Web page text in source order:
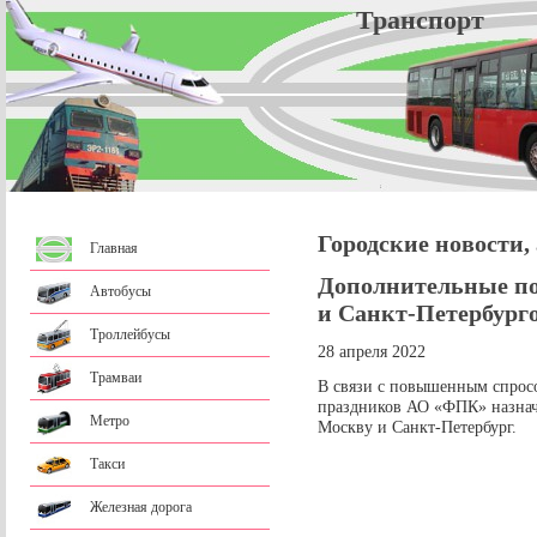
Главная
Автобусы
Троллейбусы
Трамваи
Метро
Такси
Железная дорога
Городские
Дополнительные
и Санкт-
28 апреля 2022
В связи с повышенным
праздников АО «ФПК»
Москву и Санкт-Петербург.